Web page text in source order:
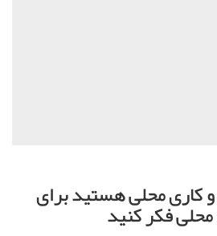
محلی هستید برای
محلی فکر کنید